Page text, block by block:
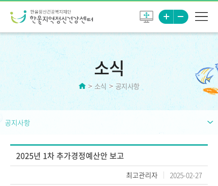
소식
소식 공지사항
공지사항
2025년 1차 추가경정예산안 보고
최고관리자 2025-02-27